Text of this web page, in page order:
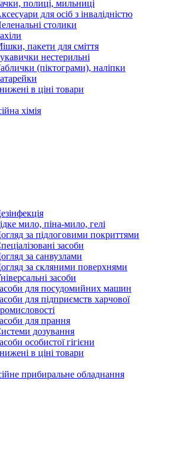
полиці, мильниці
для осіб з інвалідністю
столики
пакети для сміття
нестерильні
(піктограми), наліпки
в ціні товари
хімія
мило, піна-мило, гелі
за підлоговими покриттями
засоби
за санвузлами
за скляними поверхнями
засоби
для посудомийних машин
для підприємств харчової
для прання
дозування
особистої гігієни
в ціні товари
прибиральне обладнання